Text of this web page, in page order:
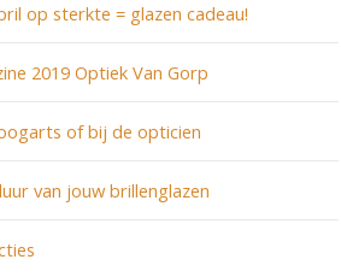
op sterkte = glazen cadeau!
2019 Optiek Van Gorp
of bij de opticien
van jouw brillenglazen